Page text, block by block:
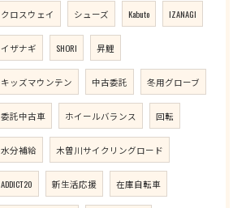
クロスウェイ シューズ Kabuto IZANAGI
イザナギ SHORI 昇鯉
キッズマウンテン 中古委託 冬用グローブ
委託中古車 ホイールバランス 回転
水分補給 木曽川サイクリングロード
ADDICT20 新生活応援 在庫自転車